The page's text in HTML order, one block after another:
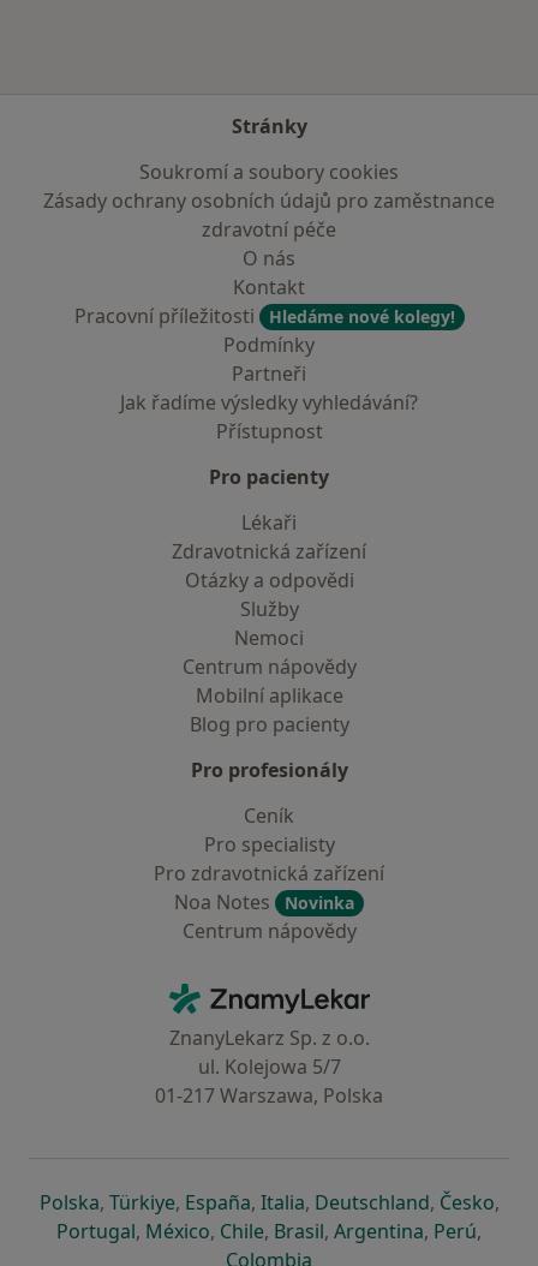
Stránky
Soukromí a soubory cookies
Zásady ochrany osobních údajů pro zaměstnance
zdravotní péče
O nás
Kontakt
Pracovní příležitosti
Hledáme nové kolegy!
Podmínky
Partneři
Jak řadíme výsledky vyhledávání?
Přístupnost
Pro pacienty
Lékaři
Zdravotnická zařízení
Otázky a odpovědi
Služby
Nemoci
Centrum nápovědy
Mobilní aplikace
Blog pro pacienty
Pro profesionály
Ceník
Pro specialisty
Pro zdravotnická zařízení
Noa Notes
Novinka
Centrum nápovědy
ZnamyLekar - Hlavní stránka
ZnanyLekarz Sp. z o.o.
ul. Kolejowa 5/7
01-217 Warszawa, Polska
Polskase otevře v nové záložce
, Türkiyese otevře v nové záložce
, Españase otevře v nové záložce
, Italiase otevře v nové záložce
, Deutschlandse otevře v
, Českose
,
Portugalse otevře v nové záložce
, Méxicose otevře v nové záložce
, Chilese otevře v nové záložce
, Brasilse otevře v nové
, Argentinase otevře v
, Perúse
,
Colombia